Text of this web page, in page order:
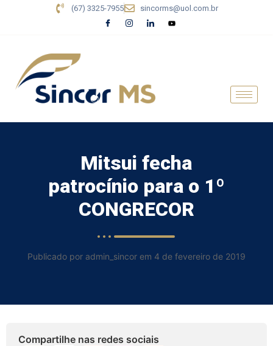
(67) 3325-7955 sincorms@uol.com.br
Mitsui fecha
patrocínio para o 1º
CONGRECOR
Publicado por admin_sincor em 4 de fevereiro de 2019
Compartilhe nas redes sociais